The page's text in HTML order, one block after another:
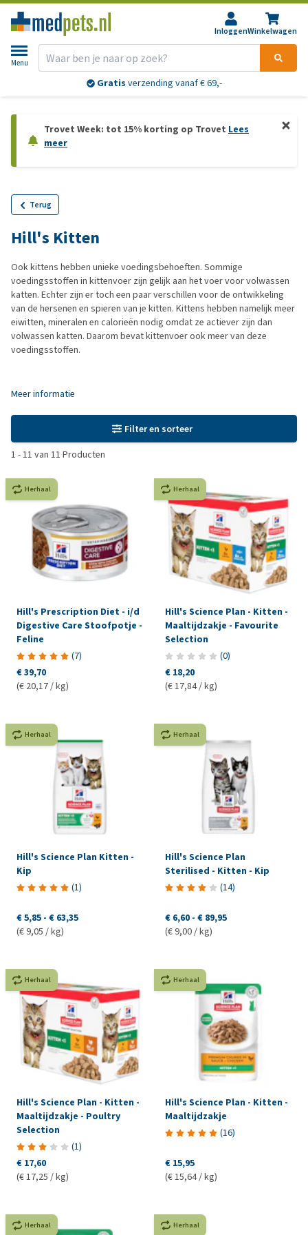
InloggenWinkelwagen
Menu
Gratis verzending vanaf € 69,-
Trovet Week: tot 15% korting op Trovet Lees
meer
Terug
Hill's Kitten
Ook kittens hebben unieke voedingsbehoeften. Sommige
voedingsstoffen in kittenvoer zijn gelijk aan het voer voor volwassen
katten. Echter zijn er toch een paar verschillen voor de ontwikkeling
van de hersenen en spieren van je kitten. Kittens hebben namelijk meer
eiwitten, mineralen en calorieën nodig omdat ze actiever zijn dan
volwassen katten. Daarom bevat kittenvoer ook meer van deze
voedingsstoffen.
Meer informatie
Filter en sorteer
1 -11 van 11 Producten
Herhaal
Hill's Prescription Diet - i/d
Digestive Care Stoofpotje -
Feline
(7)
€ 39,70
(€ 20,17 / kg)
Herhaal
Hill's Science Plan - Kitten -
Maaltijdzakje - Favourite
Selection
(0)
€ 18,20
(€ 17,84 / kg)
Herhaal
Hill's Science Plan Kitten -
Kip
(1)
€ 5,85 - € 63,35
(€ 9,05 / kg)
Herhaal
Hill's Science Plan
Sterilised - Kitten - Kip
(14)
€ 6,60 - € 89,95
(€ 9,00 / kg)
Herhaal
Hill's Science Plan - Kitten -
Maaltijdzakje - Poultry
Selection
(1)
€ 17,60
(€ 17,25 / kg)
Herhaal
Hill's Science Plan - Kitten -
Maaltijdzakje
(16)
€ 15,95
(€ 15,64 / kg)
Herhaal Herhaal